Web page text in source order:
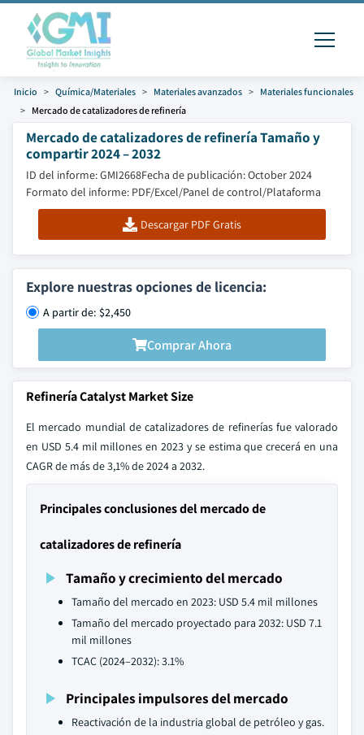
Inicio Química/Materiales Materiales avanzados
Materiales funcionales
Mercado de catalizadores de refinería
Mercado de catalizadores de refinería Tamaño y
compartir 2024 – 2032
ID del informe: GMI2668Fecha de publicación: October 2024
Formato del informe: PDF/Excel/Panel de control/Plataforma
Descargar PDF Gratis
Explore nuestras opciones de licencia:
A partir de: $2,450
Comprar Ahora
Refinería Catalyst Market Size
El mercado mundial de catalizadores de refinerías fue valorado
en USD 5.4 mil millones en 2023 y se estima que crecerá en una
CAGR de más de 3,1% de 2024 a 2032.
Principales conclusiones del mercado de
catalizadores de refinería
Tamaño y crecimiento del mercado
Tamaño del mercado en 2023: USD 5.4 mil millones
Tamaño del mercado proyectado para 2032: USD 7.1
mil millones
TCAC (2024–2032): 3.1%
Principales impulsores del mercado
Reactivación de la industria global de petróleo y gas.